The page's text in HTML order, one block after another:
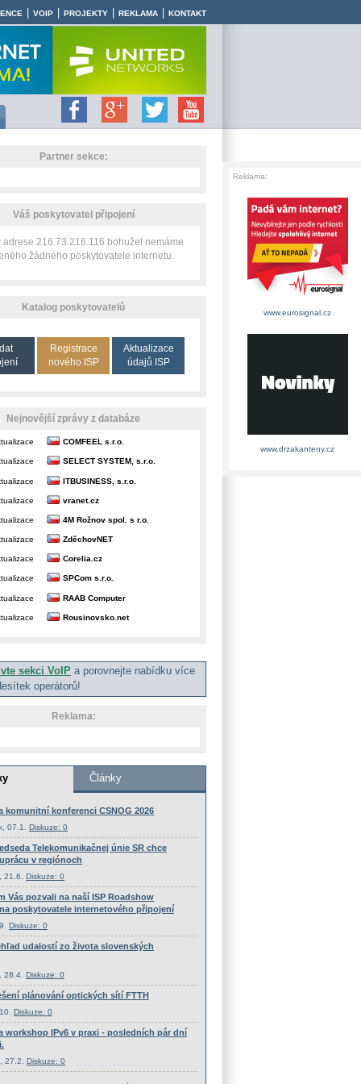
VOIP PROJEKTY REKLAMA KONTAKT
Partner sekce:
Váš poskytovatel připojení
adrese 216.73.216.116 bohužel nemáme
žádného poskytovatele internetu.
Katalog poskytovatelů
Registrace
nového ISP
Aktualizace
údajů ISP
Nejnovější zprávy z databáze
COMFEEL s.r.o.
SELECT SYSTEM, s.r.o.
ITBUSINESS, s.r.o.
vranet.cz
4M Rožnov spol. s r.o.
ZděchovNET
Corelia.cz
SPCom s.r.o.
RAAB Computer
Rousinovsko.net
sekci VoIP a porovnejte nabídku více
operátorů!
Reklama:
Reklama:
www.eurosignal.cz
www.drzakanteny.cz